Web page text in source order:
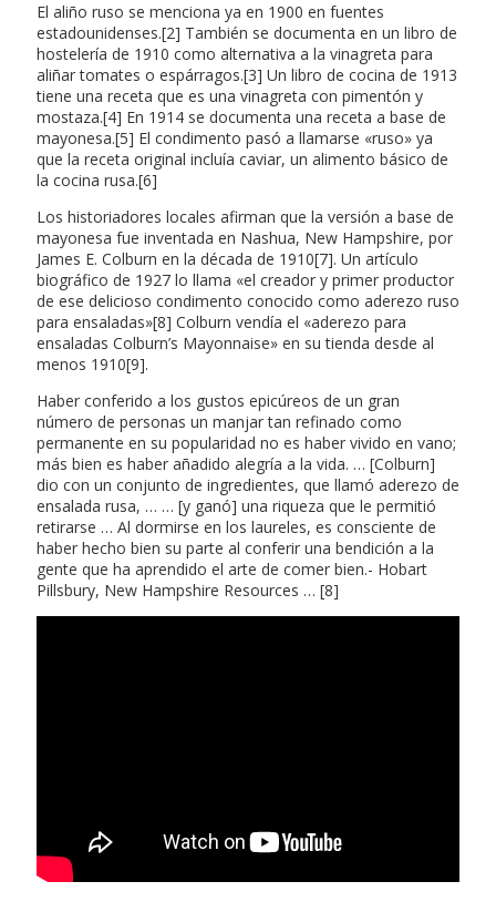
El aliño ruso se menciona ya en 1900 en fuentes
estadounidenses.[2] También se documenta en un libro de
hostelería de 1910 como alternativa a la vinagreta para
aliñar tomates o espárragos.[3] Un libro de cocina de 1913
tiene una receta que es una vinagreta con pimentón y
mostaza.[4] En 1914 se documenta una receta a base de
mayonesa.[5] El condimento pasó a llamarse «ruso» ya
que la receta original incluía caviar, un alimento básico de
la cocina rusa.[6]
Los historiadores locales afirman que la versión a base de
mayonesa fue inventada en Nashua, New Hampshire, por
James E. Colburn en la década de 1910[7]. Un artículo
biográfico de 1927 lo llama «el creador y primer productor
de ese delicioso condimento conocido como aderezo ruso
para ensaladas»[8] Colburn vendía el «aderezo para
ensaladas Colburn’s Mayonnaise» en su tienda desde al
menos 1910[9].
Haber conferido a los gustos epicúreos de un gran
número de personas un manjar tan refinado como
permanente en su popularidad no es haber vivido en vano;
más bien es haber añadido alegría a la vida. … [Colburn]
dio con un conjunto de ingredientes, que llamó aderezo de
ensalada rusa, … … [y ganó] una riqueza que le permitió
retirarse … Al dormirse en los laureles, es consciente de
haber hecho bien su parte al conferir una bendición a la
gente que ha aprendido el arte de comer bien.- Hobart
Pillsbury, New Hampshire Resources … [8]